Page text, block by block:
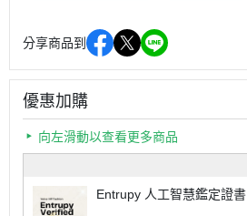
分享商品到
優惠加購
向左滑動以查看更多商品
Entrupy 人工智慧鑑定證書